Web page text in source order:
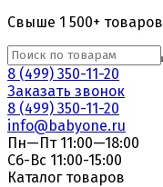
Свыше 1 500+ товаров
8 (499) 350-11-20
Заказать звонок
8 (499) 350-11-20
info@babyone.ru
Пн—Пт 11:00—18:00
Сб-Вс 11:00-15:00
Каталог товаров